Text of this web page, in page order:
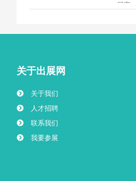
展商。
关于出展网
关于我们
人才招聘
联系我们
我要参展